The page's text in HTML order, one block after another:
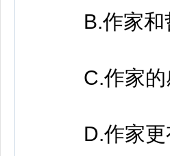
B.作家和
C.作家的
D.作家更